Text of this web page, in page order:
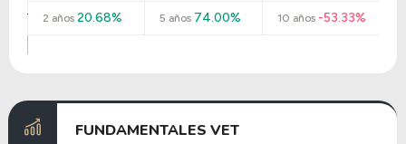
2 años 20.68% 5 años 74.00% 10 años-53.33%
FUNDAMENTALES VET